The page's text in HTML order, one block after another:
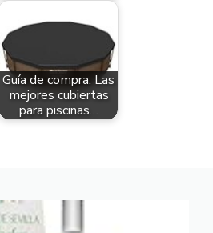
Guía de compra: Las
mejores cubiertas
para piscinas…